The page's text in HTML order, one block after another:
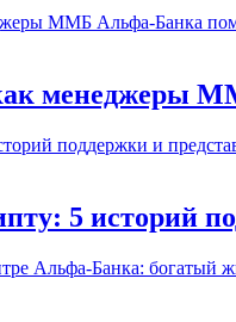
менеджеры
5 историй